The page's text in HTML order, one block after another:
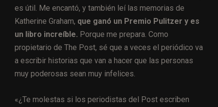
es útil. Me encantó, y también leí las memorias de
Katherine Graham, que ganó un Premio Pulitzer y es
un libro increíble. Porque me prepara. Como
propietario de The Post, sé que a veces el periódico va
a escribir historias que van a hacer que las personas
muy poderosas sean muy infelices.
«¿Te molestas si los periodistas del Post escriben